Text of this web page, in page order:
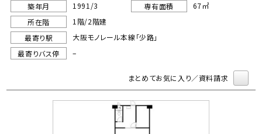
築年月
1991/3 専有面積
67㎡
所在階
1階/2階建
最寄り駅
大阪モノレール本線「少路」
最寄りバス停
–
まとめてお気に入り／資料請求